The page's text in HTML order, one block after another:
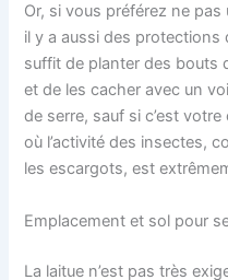
Or, si vous préférez ne
il y a aussi des protections
suffit de planter des bouts
et de les cacher avec un
de serre, sauf si c’est
où l’activité des insectes,
les escargots, est
Emplacement et sol pour
La laitue n’est pas très